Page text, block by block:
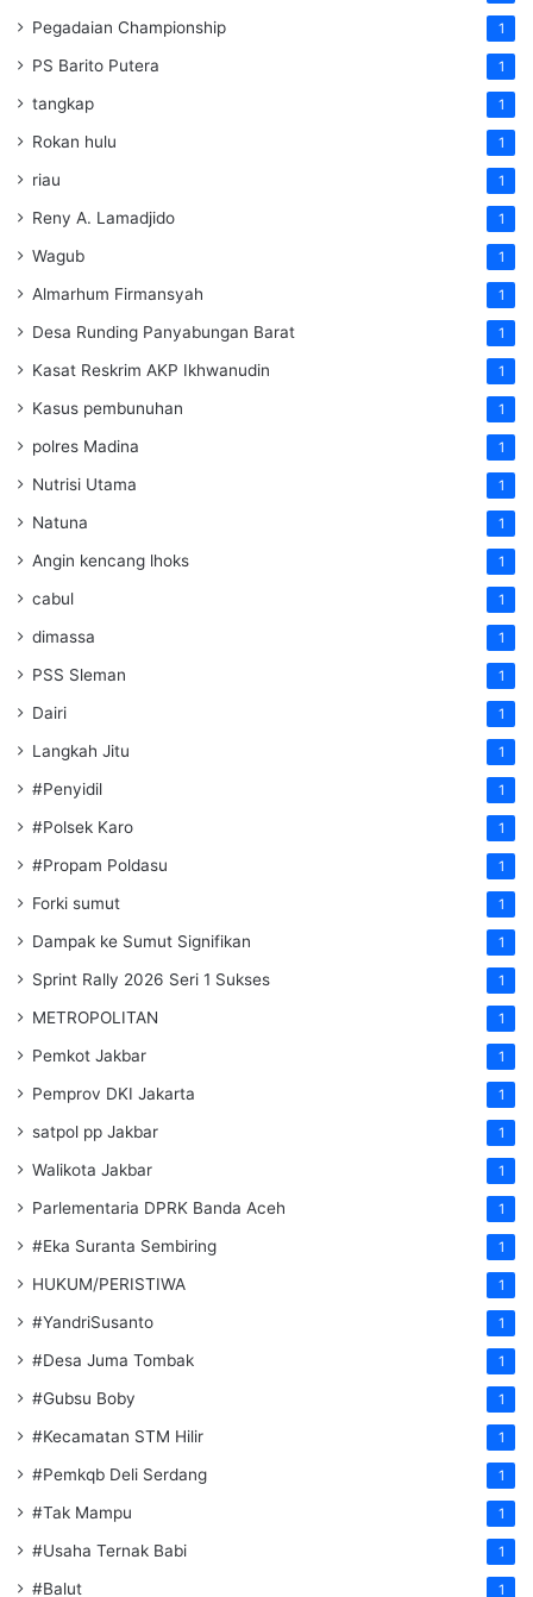
Pegadaian Championship 1
PS Barito Putera 1
tangkap 1
Rokan hulu 1
riau 1
Reny A. Lamadjido 1
Wagub 1
Almarhum Firmansyah 1
Desa Runding Panyabungan Barat 1
Kasat Reskrim AKP Ikhwanudin 1
Kasus pembunuhan 1
polres Madina 1
Nutrisi Utama 1
Natuna 1
Angin kencang lhoks 1
cabul 1
dimassa 1
PSS Sleman 1
Dairi 1
Langkah Jitu 1
#Penyidil 1
#Polsek Karo 1
#Propam Poldasu 1
Forki sumut 1
Dampak ke Sumut Signifikan 1
Sprint Rally 2026 Seri 1 Sukses 1
METROPOLITAN 1
Pemkot Jakbar 1
Pemprov DKI Jakarta 1
satpol pp Jakbar 1
Walikota Jakbar 1
Parlementaria DPRK Banda Aceh 1
#Eka Suranta Sembiring 1
HUKUM/PERISTIWA 1
#YandriSusanto 1
#Desa Juma Tombak 1
#Gubsu Boby 1
#Kecamatan STM Hilir 1
#Pemkqb Deli Serdang 1
#Tak Mampu 1
#Usaha Ternak Babi 1
#Balut 1